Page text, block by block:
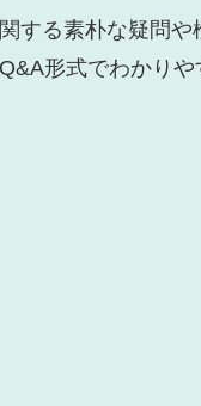
する素朴な疑問や
形式でわかりや